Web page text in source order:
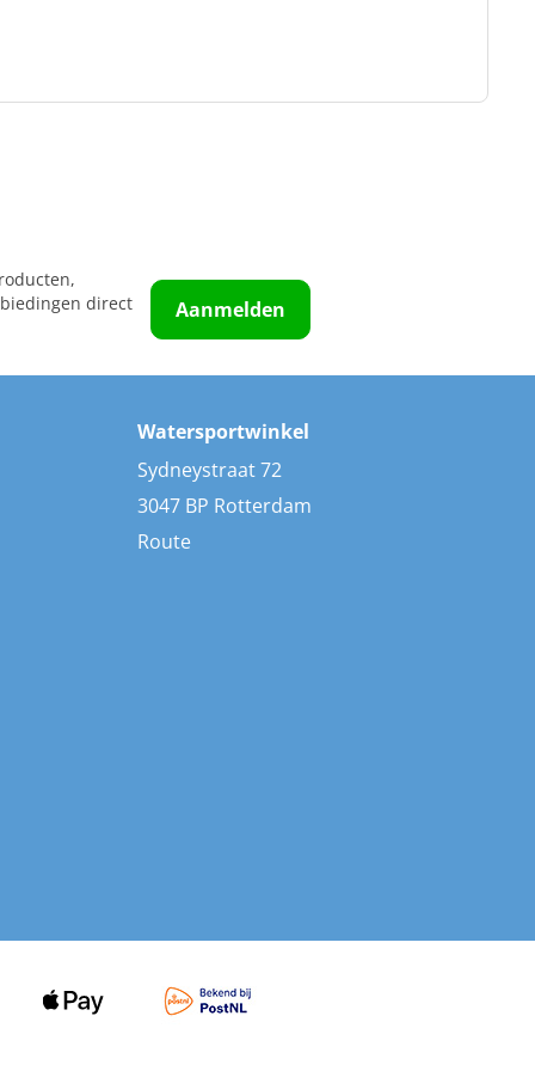
direct
Aanmelden
Watersportwinkel
Sydneystraat 72
3047 BP Rotterdam
Route